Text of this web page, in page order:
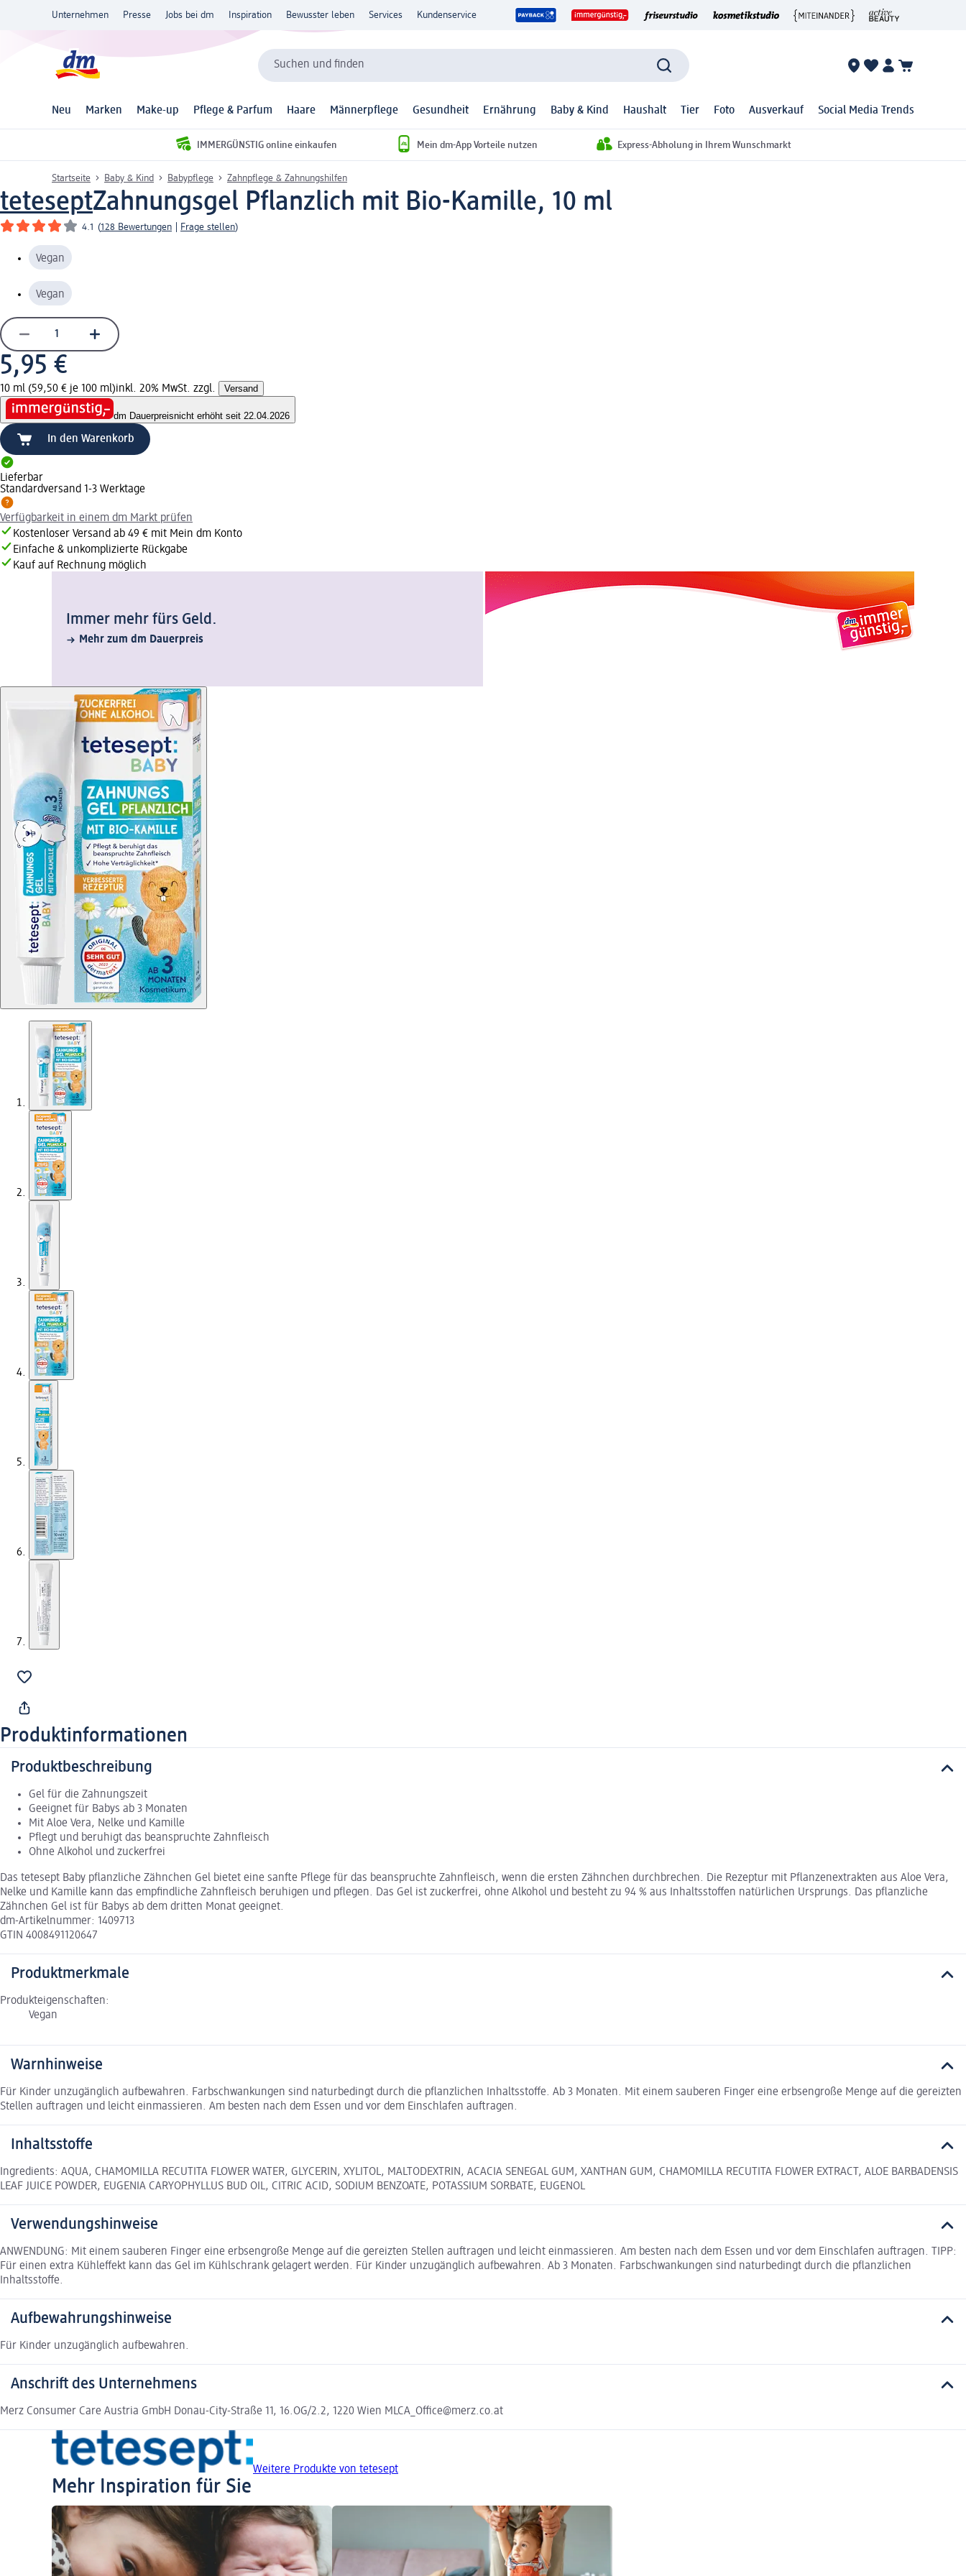
Unternehmen Presse Jobs bei dm Inspiration Bewusster leben Services Kundenservice
Suchen und finden
Neu Marken Make-up Pflege & Parfum Haare Männerpflege Gesundheit Ernährung Baby & Kind Haushalt Tier Foto Ausverkauf Social Media Trends
IMMERGÜNSTIG online einkaufen Mein dm-App Vorteile nutzen Express-Abholung in Ihrem Wunschmarkt
Startseite Baby & Kind Babypflege Zahnpflege & Zahnungshilfen
teteseptZahnungsgel Pflanzlich mit Bio-Kamille, 10 ml
4.1 (128 Bewertungen Frage stellen)
Vegan
Vegan
5,95 €
10 ml (59,50 € je 100 ml)inkl. 20% MwSt. zzgl. Versand
dm Dauerpreisnicht erhöht seit 22.04.2026
In den Warenkorb
Lieferbar
Standardversand 1-3 Werktage
Verfügbarkeit in einem dm Markt prüfen
Kostenloser Versand ab 49 € mit Mein dm Konto
Einfache & unkomplizierte Rückgabe
Kauf auf Rechnung möglich
Immer mehr fürs Geld.
Mehr zum dm Dauerpreis
Produktinformationen
Produktbeschreibung
Gel für die Zahnungszeit
Geeignet für Babys ab 3 Monaten
Mit Aloe Vera, Nelke und Kamille
Pflegt und beruhigt das beanspruchte Zahnfleisch
Ohne Alkohol und zuckerfrei
Das tetesept Baby pflanzliche Zähnchen Gel bietet eine sanfte Pflege für das beanspruchte Zahnfleisch, wenn die ersten Zähnchen durchbrechen. Die Rezeptur mit Pflanzenextrakten aus Aloe Vera,
Nelke und Kamille kann das empfindliche Zahnfleisch beruhigen und pflegen. Das Gel ist zuckerfrei, ohne Alkohol und besteht zu 94 % aus Inhaltsstoffen natürlichen Ursprungs. Das pflanzliche
Zähnchen Gel ist für Babys ab dem dritten Monat geeignet.
dm-Artikelnummer: 1409713
GTIN 4008491120647
Produktmerkmale
Produkteigenschaften:
Vegan
Warnhinweise
Für Kinder unzugänglich aufbewahren. Farbschwankungen sind naturbedingt durch die pflanzlichen Inhaltsstoffe. Ab 3 Monaten. Mit einem sauberen Finger eine erbsengroße Menge auf die gereizten
Stellen auftragen und leicht einmassieren. Am besten nach dem Essen und vor dem Einschlafen auftragen.
Inhaltsstoffe
Ingredients: AQUA, CHAMOMILLA RECUTITA FLOWER WATER, GLYCERIN, XYLITOL, MALTODEXTRIN, ACACIA SENEGAL GUM, XANTHAN GUM, CHAMOMILLA RECUTITA FLOWER EXTRACT, ALOE BARBADENSIS
LEAF JUICE POWDER, EUGENIA CARYOPHYLLUS BUD OIL, CITRIC ACID, SODIUM BENZOATE, POTASSIUM SORBATE, EUGENOL
Verwendungshinweise
ANWENDUNG: Mit einem sauberen Finger eine erbsengroße Menge auf die gereizten Stellen auftragen und leicht einmassieren. Am besten nach dem Essen und vor dem Einschlafen auftragen. TIPP:
Für einen extra Kühleffekt kann das Gel im Kühlschrank gelagert werden. Für Kinder unzugänglich aufbewahren. Ab 3 Monaten. Farbschwankungen sind naturbedingt durch die pflanzlichen
Inhaltsstoffe.
Aufbewahrungshinweise
Für Kinder unzugänglich aufbewahren.
Anschrift des Unternehmens
Merz Consumer Care Austria GmbH Donau-City-Straße 11, 16.OG/2.2, 1220 Wien MLCA_Office@merz.co.at
Weitere Produkte von tetesept
Mehr Inspiration für Sie